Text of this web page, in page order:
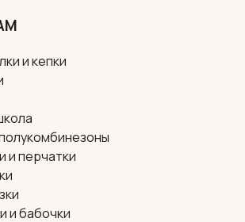
и кепки
и перчатки
и бабочки